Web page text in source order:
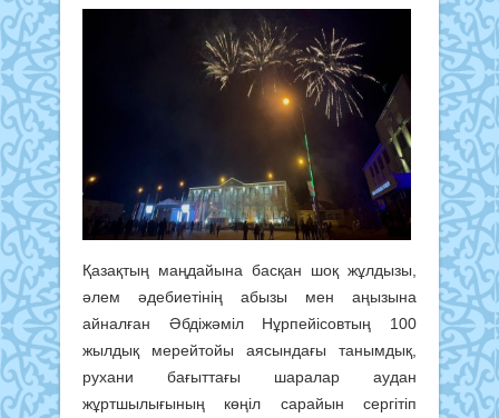
Қазақтың маңдайына басқан шоқ жұлдызы,
әлем әдебиетінің абызы мен аңызына
айналған Әбдіжәміл Нұрпейісовтың 100
жылдық мерейтойы аясындағы танымдық,
рухани бағыттағы шаралар аудан
жұртшылығының көңіл сарайын сергітіп